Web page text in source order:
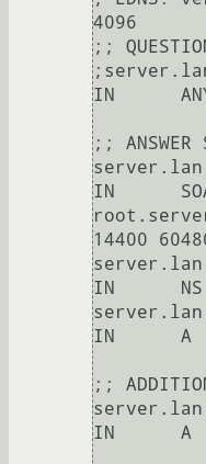
4096
;;
IN	ANY
;; ANSWER
server.lan.
IN	SOA	server.lan.
14400
server.lan.
IN	NS	server.lan.
server.lan.
IN	A	192.168.0.7
;;
server.lan.
IN	A	192.168.0.7